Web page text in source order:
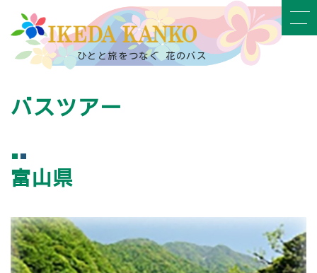
ひとと旅をつなぐ 花のバス
バスツアー
富山県